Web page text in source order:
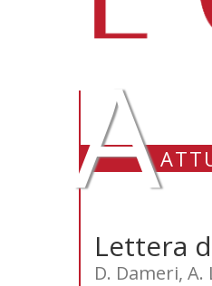
A
Lettera
D. Dameri, A.